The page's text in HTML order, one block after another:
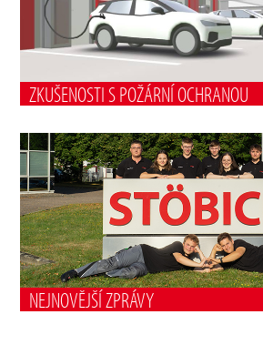
ZKUŠENOSTI S POŽÁRNÍ OCHRANOU
NEJNOVĚJŠÍ ZPRÁVY